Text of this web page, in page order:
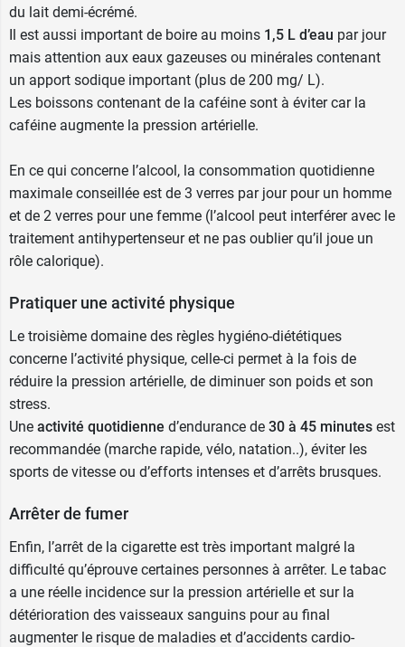
du lait demi-écrémé.
Il est aussi important de boire au moins 1,5 L d’eau par jour
mais attention aux eaux gazeuses ou minérales contenant
un apport sodique important (plus de 200 mg/ L).
Les boissons contenant de la caféine sont à éviter car la
caféine augmente la pression artérielle.
En ce qui concerne l’alcool, la consommation quotidienne
maximale conseillée est de 3 verres par jour pour un homme
et de 2 verres pour une femme (l’alcool peut interférer avec le
traitement antihypertenseur et ne pas oublier qu’il joue un
rôle calorique).
Pratiquer une activité physique
Le troisième domaine des règles hygiéno-diététiques
concerne l’activité physique, celle-ci permet à la fois de
réduire la pression artérielle, de diminuer son poids et son
stress.
Une activité quotidienne d’endurance de 30 à 45 minutes est
recommandée (marche rapide, vélo, natation..), éviter les
sports de vitesse ou d’efforts intenses et d’arrêts brusques.
Arrêter de fumer
Enfin, l’arrêt de la cigarette est très important malgré la
difficulté qu’éprouve certaines personnes à arrêter. Le tabac
a une réelle incidence sur la pression artérielle et sur la
détérioration des vaisseaux sanguins pour au final
augmenter le risque de maladies et d’accidents cardio-